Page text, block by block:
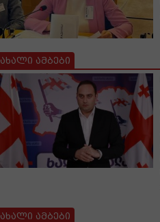
ახალი ამბები
ახალი ამბები